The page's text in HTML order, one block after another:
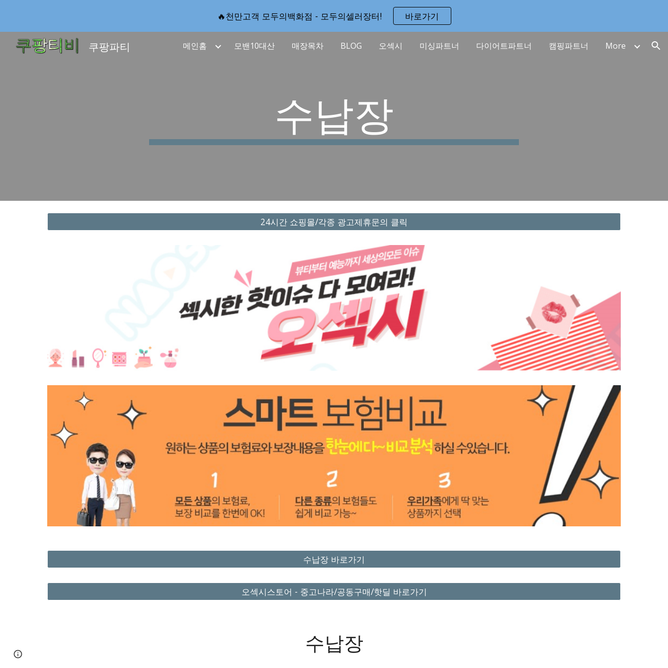
Skip to main content Skip to navigation
🔥천만고객 모두의백화점 - 모두의셀러장터! 바로가기
쿠팡파티 메인홈 모밴10대산 매장목차 BLOG 오섹시 미싱파트너 다이어트파트너 캠핑파트너 More
수납장
24시간 쇼핑몰/각종 광고제휴문의 클릭
수납장 바로가기
오섹시스토어 - 중고나라/공동구매/핫딜 바로가기
수납장